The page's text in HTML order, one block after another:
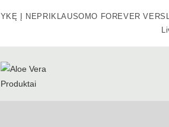
Į NEPRIKLAUSOMO FOREVER